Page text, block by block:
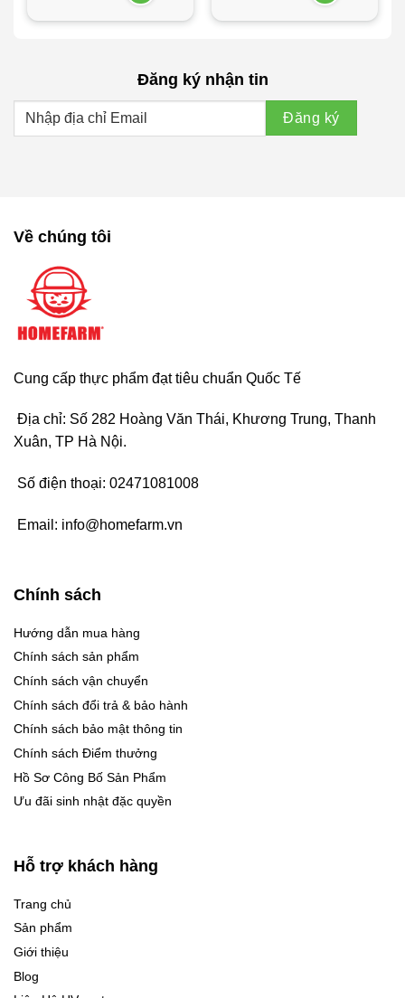
Đăng ký nhận tin
Về chúng tôi
Cung cấp thực phẩm đạt tiêu chuẩn Quốc Tế
Địa chỉ: Số 282 Hoàng Văn Thái, Khương Trung, Thanh
Xuân, TP Hà Nội.
Số điện thoại: 02471081008
Email: info@homefarm.vn
Chính sách
Hướng dẫn mua hàng
Chính sách sản phẩm
Chính sách vận chuyển
Chính sách đổi trả & bảo hành
Chính sách bảo mật thông tin
Chính sách Điểm thưởng
Hồ Sơ Công Bố Sản Phẩm
Ưu đãi sinh nhật đặc quyền
Hỗ trợ khách hàng
Trang chủ
Sản phẩm
Giới thiệu
Blog